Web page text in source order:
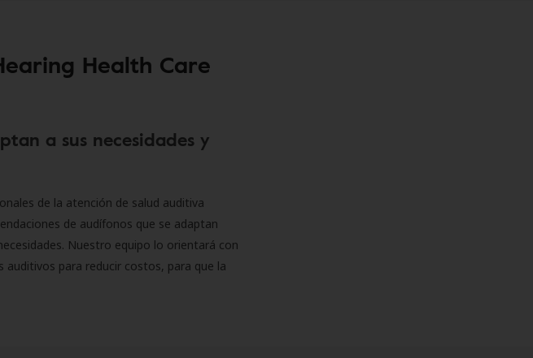
Health Care
a sus necesidades y
de la atención de salud auditiva
de audífonos que se adaptan
Nuestro equipo lo orientará con
para reducir costos, para que la